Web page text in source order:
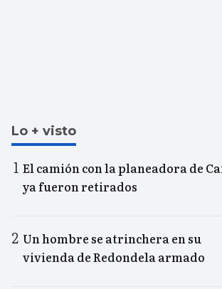
Lo + visto
El camión con la planeadora de
ya fueron retirados
Un hombre se atrinchera en su
vivienda de Redondela armado